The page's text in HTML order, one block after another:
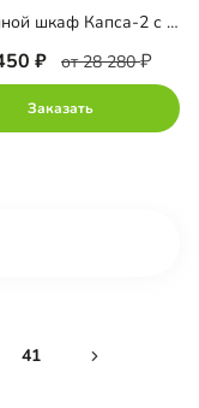
Распашной шкаф Капса-2 с антресолью
от 28 280
Заказать
41